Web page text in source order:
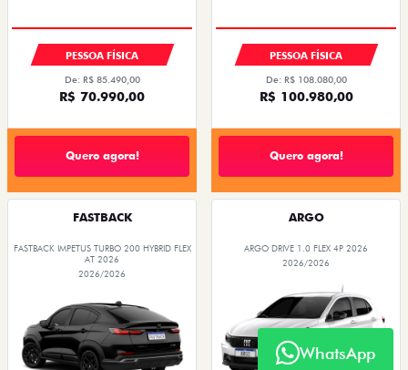
PESSOA FÍSICA
De: R$ 85.490,00
R$ 70.990,00
Quero agora!
PESSOA FÍSICA
De: R$ 108.080,00
R$ 100.980,00
Quero agora!
FASTBACK
FASTBACK IMPETUS TURBO 200 HYBRID FLEX
AT 2026
2026/2026
ARGO
ARGO DRIVE 1.0 FLEX 4P 2026
2026/2026
WhatsApp